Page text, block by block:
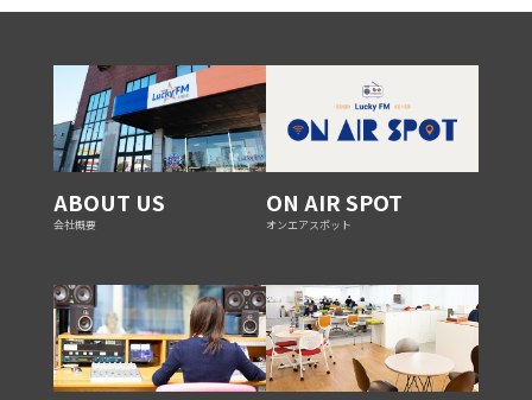
ABOUT US
会社概要
ON AIR SPOT
オンエアスポット